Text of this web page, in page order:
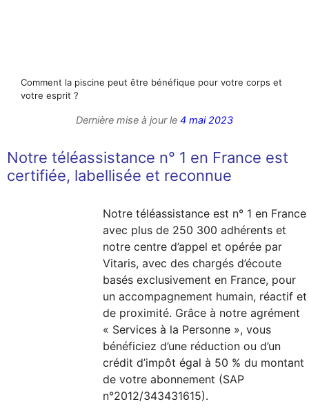
Comment la piscine peut être bénéfique pour votre corps et
votre esprit ?
Dernière mise à jour le 4 mai 2023
Notre téléassistance n° 1 en France est
certifiée, labellisée et reconnue
Notre téléassistance est n° 1 en France
avec plus de 250 300 adhérents et
notre centre d’appel et opérée par
Vitaris, avec des chargés d’écoute
basés exclusivement en France, pour
un accompagnement humain, réactif et
de proximité. Grâce à notre agrément
« Services à la Personne », vous
bénéficiez d’une réduction ou d’un
crédit d’impôt égal à 50 % du montant
de votre abonnement (SAP
n°2012/343431615).